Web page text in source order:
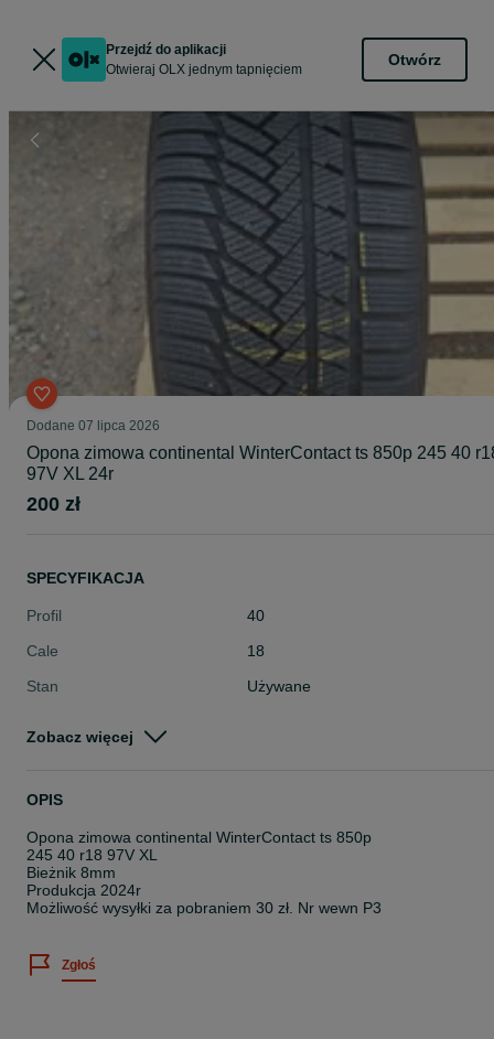
Przejdź do aplikacji
Otwieraj OLX jednym tapnięciem
Otwórz
Dodane 07 lipca 2026
Opona zimowa continental WinterContact ts 850p 245 40
97V XL 24r
200 zł
SPECYFIKACJA
Profil
40
Cale
18
Stan
Używane
Szerokość
Zobacz więcej
OPIS
Opona zimowa continental WinterContact ts 850p
245 40 r18 97V XL
Bieżnik 8mm
Produkcja 2024r
Możliwość wysyłki za pobraniem 30 zł. Nr wewn P3
Zgłoś